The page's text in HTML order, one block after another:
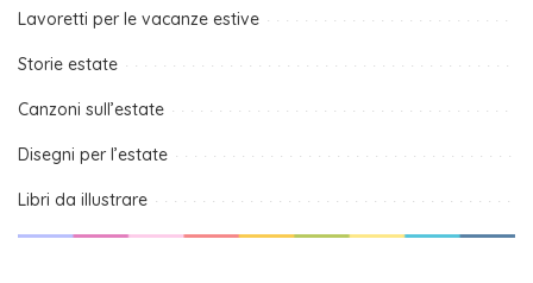
Lavoretti per le vacanze estive
Storie estate
Canzoni sull’estate
Disegni per l’estate
Libri da illustrare